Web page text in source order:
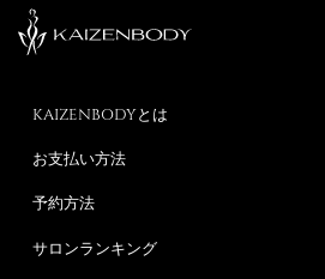
KAIZENBODYとは
お支払い方法
予約方法
サロンランキング